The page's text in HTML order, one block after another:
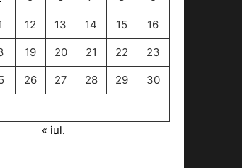
12 13 14 15 16
19 20 21 22 23
26 27 28 29 30
« iul.